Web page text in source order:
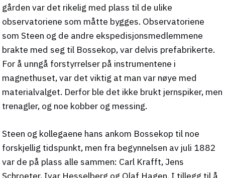
gården var det rikelig med plass til de ulike
observatoriene som måtte bygges. Observatoriene
som Steen og de andre ekspedisjonsmedlemmene
brakte med seg til Bossekop, var delvis prefabrikerte.
For å unngå forstyrrelser på instrumentene i
magnethuset, var det viktig at man var nøye med
materialvalget. Derfor ble det ikke brukt jernspiker, men
trenagler, og noe kobber og messing.
Steen og kollegaene hans ankom Bossekop til noe
forskjellig tidspunkt, men fra begynnelsen av juli 1882
var de på plass alle sammen: Carl Krafft, Jens
Schroeter, Ivar Hesselberg og Olaf Hagen. I tillegg til å